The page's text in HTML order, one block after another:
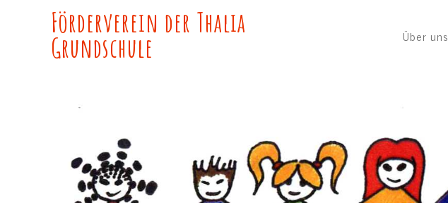
Förderverein der Thalia
Grundschule Über uns